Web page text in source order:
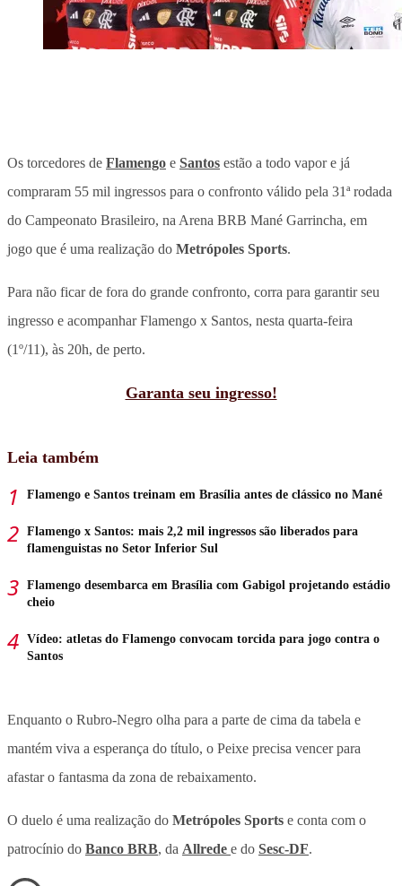
Os torcedores de Flamengo e Santos estão a todo vapor e já
compraram 55 mil ingressos para o confronto válido pela 31ª rodada
do Campeonato Brasileiro, na Arena BRB Mané Garrincha, em
jogo que é uma realização do Metrópoles Sports.
Para não ficar de fora do grande confronto, corra para garantir seu
ingresso e acompanhar Flamengo x Santos, nesta quarta-feira
(1º/11), às 20h, de perto.
Garanta seu ingresso!
Leia também
Flamengo e Santos treinam em Brasília antes de clássico no Mané
Flamengo x Santos: mais 2,2 mil ingressos são liberados para
flamenguistas no Setor Inferior Sul
Flamengo desembarca em Brasília com Gabigol projetando estádio
cheio
Vídeo: atletas do Flamengo convocam torcida para jogo contra o
Santos
Enquanto o Rubro-Negro olha para a parte de cima da tabela e
mantém viva a esperança do título, o Peixe precisa vencer para
afastar o fantasma da zona de rebaixamento.
O duelo é uma realização do Metrópoles Sports e conta com o
patrocínio do Banco BRB, da Allrede e do Sesc-DF.